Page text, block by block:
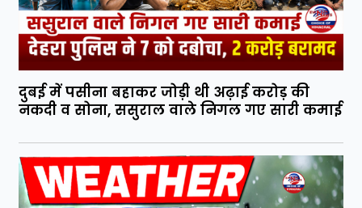
दुबई में पसीना बहाकर जोड़ी थी अढ़ाई करोड़ की
नकदी व सोना, ससुराल वाले निगल गए सारी कमाई